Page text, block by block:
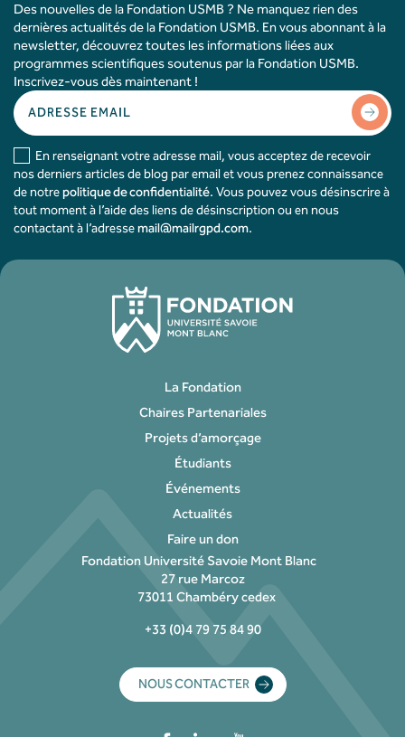
Des nouvelles de la Fondation USMB ? Ne manquez rien des
dernières actualités de la Fondation USMB. En vous abonnant à la
newsletter, découvrez toutes les informations liées aux
programmes scientifiques soutenus par la Fondation USMB.
Inscrivez-vous dès maintenant !
En renseignant votre adresse mail, vous acceptez de recevoir
nos derniers articles de blog par email et vous prenez connaissance
de notrepolitique de confidentialité. Vous pouvez vous désinscrire à
tout moment à l’aide des liens de désinscription ou en nous
contactant à l’adressemail@mailrgpd.com.
La Fondation
Chaires Partenariales
Projets d’amorçage
Étudiants
Événements
Actualités
Faire un don
Fondation Université Savoie Mont Blanc
27 rue Marcoz
73011 Chambéry cedex
+33 (0)4 79 75 84 90
NOUS CONTACTER